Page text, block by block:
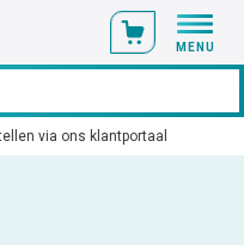
MENU
uit voorraad leverbaar